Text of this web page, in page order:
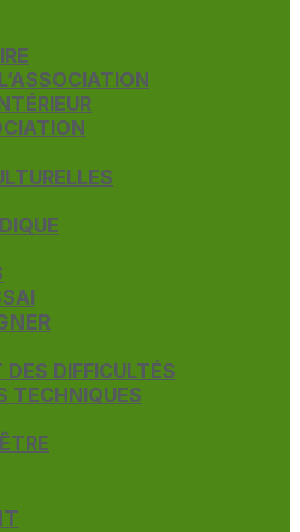
DIFFICULTÉS
TECHNIQUES